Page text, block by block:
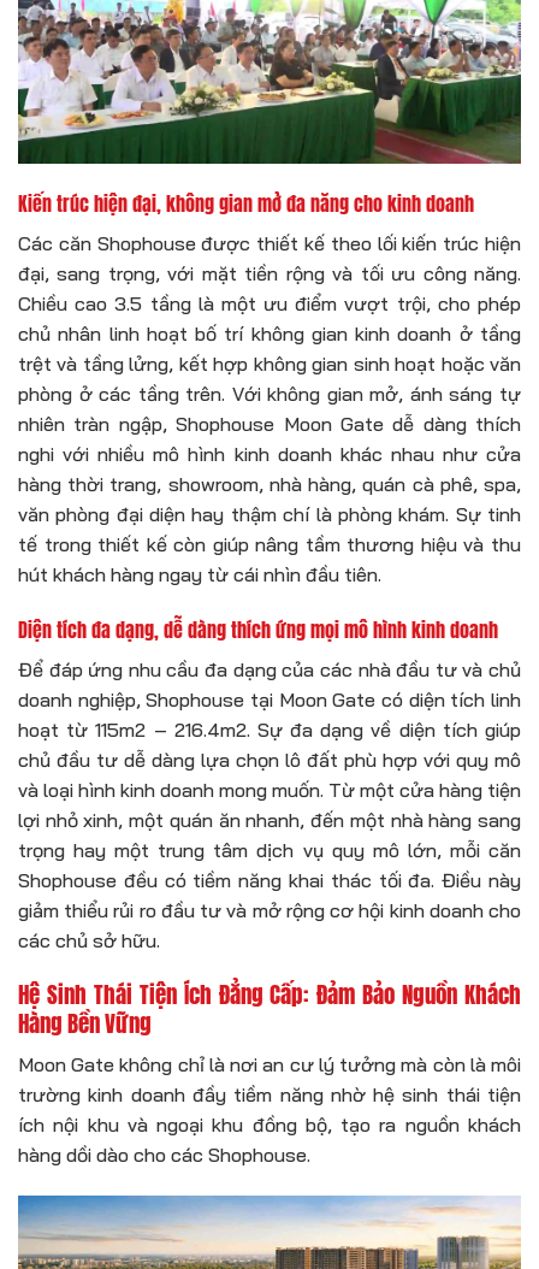
Kiến trúc hiện đại, không gian mở đa năng cho kinh doanh
Các căn Shophouse được thiết kế theo lối kiến trúc hiện
đại, sang trọng, với mặt tiền rộng và tối ưu công năng.
Chiều cao 3.5 tầng là một ưu điểm vượt trội, cho phép
chủ nhân linh hoạt bố trí không gian kinh doanh ở tầng
trệt và tầng lửng, kết hợp không gian sinh hoạt hoặc văn
phòng ở các tầng trên. Với không gian mở, ánh sáng tự
nhiên tràn ngập, Shophouse Moon Gate dễ dàng thích
nghi với nhiều mô hình kinh doanh khác nhau như cửa
hàng thời trang, showroom, nhà hàng, quán cà phê, spa,
văn phòng đại diện hay thậm chí là phòng khám. Sự tinh
tế trong thiết kế còn giúp nâng tầm thương hiệu và thu
hút khách hàng ngay từ cái nhìn đầu tiên.
Diện tích đa dạng, dễ dàng thích ứng mọi mô hình kinh doanh
Để đáp ứng nhu cầu đa dạng của các nhà đầu tư và chủ
doanh nghiệp, Shophouse tại Moon Gate có diện tích linh
hoạt từ 115m2 – 216.4m2. Sự đa dạng về diện tích giúp
chủ đầu tư dễ dàng lựa chọn lô đất phù hợp với quy mô
và loại hình kinh doanh mong muốn. Từ một cửa hàng tiện
lợi nhỏ xinh, một quán ăn nhanh, đến một nhà hàng sang
trọng hay một trung tâm dịch vụ quy mô lớn, mỗi căn
Shophouse đều có tiềm năng khai thác tối đa. Điều này
giảm thiểu rủi ro đầu tư và mở rộng cơ hội kinh doanh cho
các chủ sở hữu.
Hệ Sinh Thái Tiện Ích Đẳng Cấp: Đảm Bảo Nguồn Khách
Hàng Bền Vững
Moon Gate không chỉ là nơi an cư lý tưởng mà còn là môi
trường kinh doanh đầy tiềm năng nhờ hệ sinh thái tiện
ích nội khu và ngoại khu đồng bộ, tạo ra nguồn khách
hàng dồi dào cho các Shophouse.